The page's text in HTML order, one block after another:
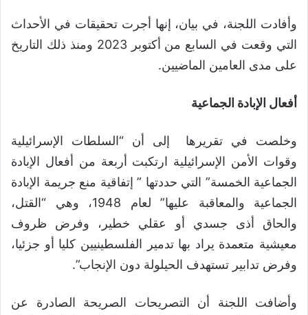
وأفادت اللجنة، في بيان، إنها أجرت تحقيقات في الأحداث
التي وقعت في السابع من أكتوبر 2023 ومنذ ذلك التاريخ
على مدى العامين الماضيين.
أفعال الإبادة الجماعية
وخلصت في تقريرها إلى أن “السلطات الإسرائيلية
وقوات الأمن الإسرائيلية ارتكبت أربعة من أفعال الإبادة
الجماعية الخمسة” التي حددتها ” إتفاقية منع جريمة الإبادة
الجماعية والمعاقبة عليها” لعام 1948، وهي “القتل،
والحاق أذى جسدي أو عقلي خطير، وفرض ظروف
معيشية متعمدة يراد بها تدمير الفلسطينيين كليا أو جزئيا،
وفرض تدابير تستهدف الحيلولة دون الإنجاب”.
وأضافت اللجنة أن التصريحات الصريحة الصادرة عن